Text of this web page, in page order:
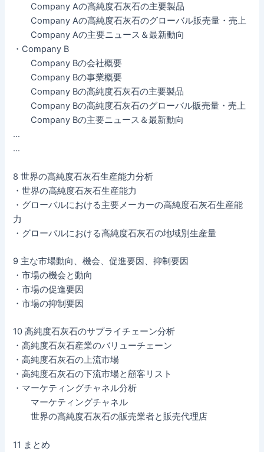
Company Aの高純度石灰石の主要製品
Company Aの高純度石灰石のグローバル販売量・売上
Company Aの主要ニュース＆最新動向
・Company B
Company Bの会社概要
Company Bの事業概要
Company Bの高純度石灰石の主要製品
Company Bの高純度石灰石のグローバル販売量・売上
Company Bの主要ニュース＆最新動向
…
…
8 世界の高純度石灰石生産能力分析
・世界の高純度石灰石生産能力
・グローバルにおける主要メーカーの高純度石灰石生産能
力
・グローバルにおける高純度石灰石の地域別生産量
9 主な市場動向、機会、促進要因、抑制要因
・市場の機会と動向
・市場の促進要因
・市場の抑制要因
10 高純度石灰石のサプライチェーン分析
・高純度石灰石産業のバリューチェーン
・高純度石灰石の上流市場
・高純度石灰石の下流市場と顧客リスト
・マーケティングチャネル分析
マーケティングチャネル
世界の高純度石灰石の販売業者と販売代理店
11 まとめ